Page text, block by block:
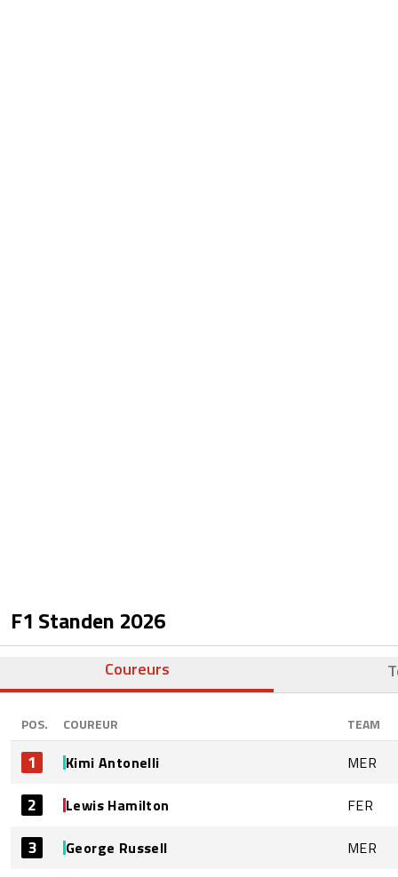
F1 Standen 2026
Coureurs
POS. COUREUR TEAM
1 Kimi Antonelli MER
2 Lewis Hamilton FER
3 George Russell MER